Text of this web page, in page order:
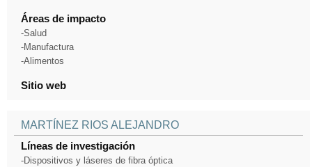
Áreas de impacto
-Salud
-Manufactura
-Alimentos
Sitio web
MARTÍNEZ RIOS ALEJANDRO
Líneas de investigación
-Dispositivos y láseres de fibra óptica